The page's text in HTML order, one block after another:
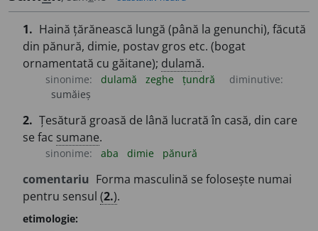
1. Haină țărănească lungă (până la genunchi), făcută
din pănură, dimie, postav gros etc. (bogat
ornamentată cu găitane); dulamă.
sinonime: dulamă zeghe țundră
diminutive:
sumăieș
2. Țesătură groasă de lână lucrată în casă, din care
se fac sumane.
sinonime: aba dimie pănură
comentariu Forma masculină se folosește numai
pentru sensul (2.).
etimologie: